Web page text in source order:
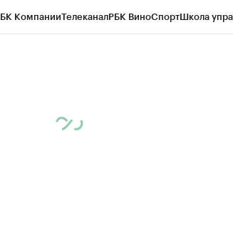
КомпанииТелеканалРБК ВиноСпортШкола